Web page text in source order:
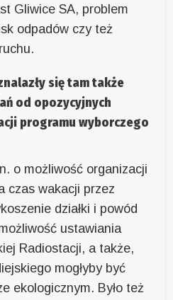
Gliwice SA, problem
odpadów czy też
się tam także
od opozycyjnych
programu wyborczego
o możliwość organizacji
czas wakacji przez
działki i powód
ustawiania
Radiostacji, a także,
mogłyby być
ekologicznym. Było też